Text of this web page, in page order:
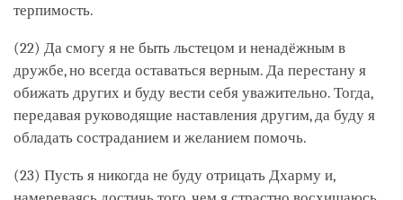
терпимость.
(22) Да смогу я не быть льстецом и ненадёжным в
дружбе, но всегда оставаться верным. Да перестану я
обижать других и буду вести себя уважительно. Тогда,
передавая руководящие наставления другим, да буду я
обладать состраданием и желанием помочь.
(23) Пусть я никогда не буду отрицать Дхарму и,